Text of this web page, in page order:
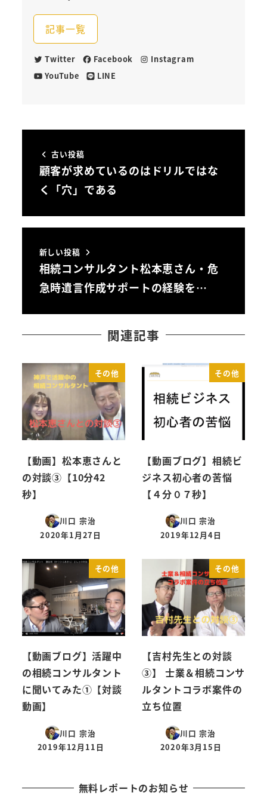
記事一覧
Twitter Facebook
Instagram
YouTube
LINE
古い投稿
顧客が求めているのはドリルではな
く「穴」である
新しい投稿
相続コンサルタント松本恵さん・危
急時遺言作成サポートの経験を…
関連記事
その他
【動画】松本恵さんと
の対談③【10分42
秒】
川口 宗治
投稿日
2020年1月27日
その他
【動画ブログ】相続ビ
ジネス初心者の苦悩
【４分０７秒】
川口 宗治
投稿日
2019年12月4日
その他
【動画ブログ】活躍中
の相続コンサルタント
に聞いてみた①【対談
動画】
川口 宗治
投稿日
2019年12月11日
その他
【吉村先生との対談
③】 士業＆相続コンサ
ルタントコラボ案件の
立ち位置
川口 宗治
投稿日
2020年3月15日
無料レポートのお知らせ